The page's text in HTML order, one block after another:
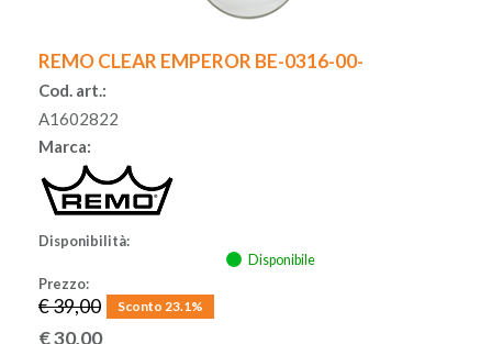
REMO CLEAR EMPEROR BE-0316-00-
Cod. art.:
A1602822
Marca:
Disponibilità:
Disponibile
Prezzo:
€ 39,00 Sconto 23.1%
€30,00